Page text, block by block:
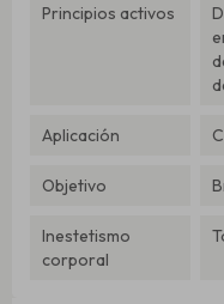
Principios activos
Aplicación
Objetivo
Inestetismo
corporal